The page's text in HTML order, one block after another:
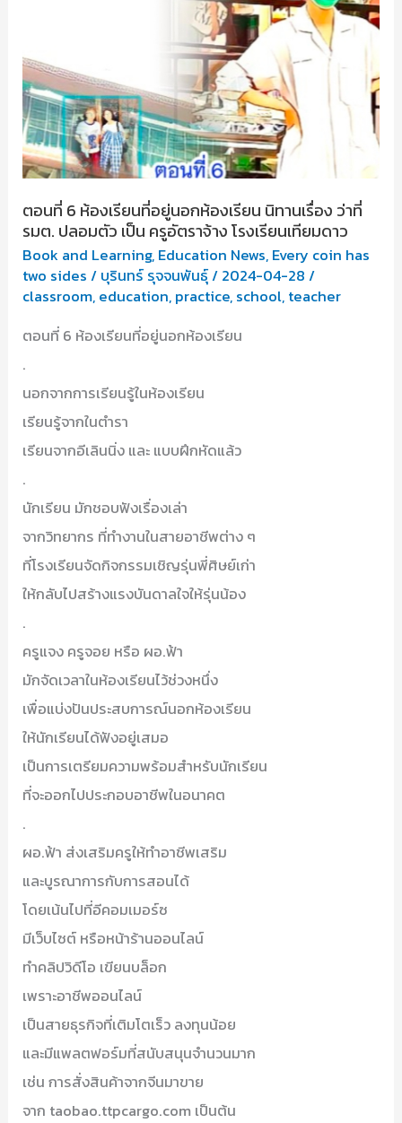
ตอนที่ 6 ห้องเรียนที่อยู่นอกห้องเรียน นิทานเรื่อง ว่าที่
รมต. ปลอมตัว เป็น ครูอัตราจ้าง โรงเรียนเทียมดาว
Book and Learning, Education News, Every coin has
two sides / บุรินทร์ รุจจนพันธุ์/ 2024-04-28/
classroom, education, practice, school, teacher
ตอนที่ 6 ห้องเรียนที่อยู่นอกห้องเรียน
.
นอกจากการเรียนรู้ในห้องเรียน
เรียนรู้จากในตำรา
เรียนจากอีเลินนิ่ง และ แบบฝึกหัดแล้ว
.
นักเรียน มักชอบฟังเรื่องเล่า
จากวิทยากร ที่ทำงานในสายอาชีพต่าง ๆ
ที่โรงเรียนจัดกิจกรรมเชิญรุ่นพี่ศิษย์เก่า
ให้กลับไปสร้างแรงบันดาลใจให้รุ่นน้อง
.
ครูแจง ครูจอย หรือ ผอ.ฟ้า
มักจัดเวลาในห้องเรียนไว้ช่วงหนึ่ง
เพื่อแบ่งปันประสบการณ์นอกห้องเรียน
ให้นักเรียนได้ฟังอยู่เสมอ
เป็นการเตรียมความพร้อมสำหรับนักเรียน
ที่จะออกไปประกอบอาชีพในอนาคต
.
ผอ.ฟ้า ส่งเสริมครูให้ทำอาชีพเสริม
และบูรณาการกับการสอนได้
โดยเน้นไปที่อีคอมเมอร์ซ
มีเว็บไซต์ หรือหน้าร้านออนไลน์
ทำคลิปวิดีโอ เขียนบล็อก
เพราะอาชีพออนไลน์
เป็นสายธุรกิจที่เติมโตเร็ว ลงทุนน้อย
และมีแพลตฟอร์มที่สนับสนุนจำนวนมาก
เช่น การสั่งสินค้าจากจีนมาขาย
จาก taobao.ttpcargo.com เป็นต้น